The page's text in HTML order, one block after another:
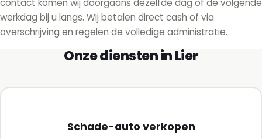
contact komen wij doorgaans dezelfde dag of de volgende
werkdag bij u langs. Wij betalen direct cash of via
overschrijving en regelen de volledige administratie.
Onze diensten in Lier
Schade-auto verkopen